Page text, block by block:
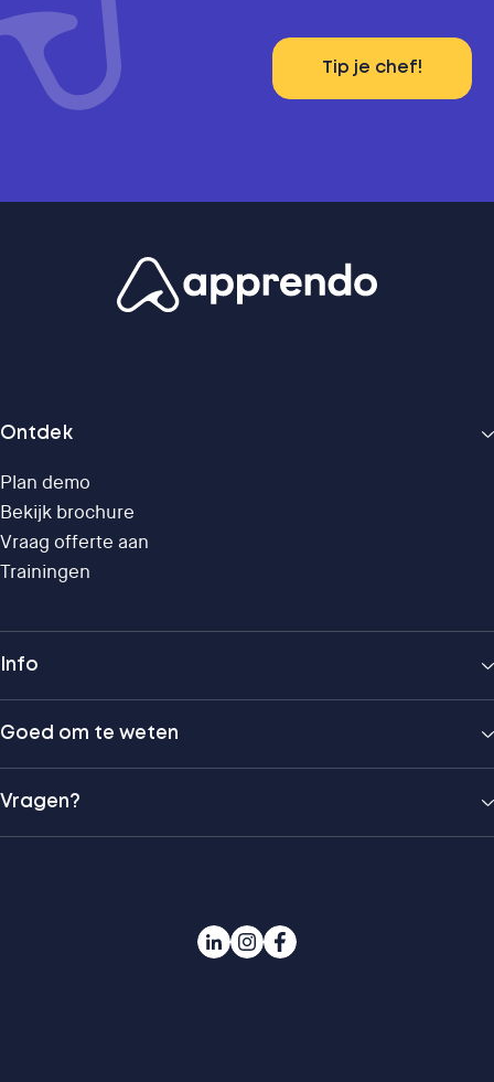
Tip je chef!
Ontdek
Plan demo
Bekijk brochure
Vraag offerte aan
Trainingen
Info
Goed om te weten
Vragen?